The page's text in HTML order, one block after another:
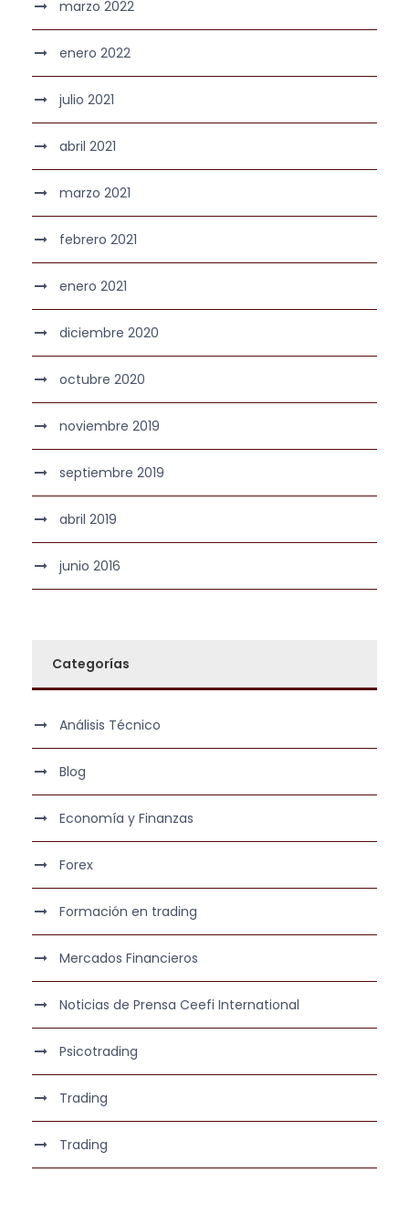
marzo 2022
enero 2022
julio 2021
abril 2021
marzo 2021
febrero 2021
enero 2021
diciembre 2020
octubre 2020
noviembre 2019
septiembre 2019
abril 2019
junio 2016
Categorías
Análisis Técnico
Blog
Economía y Finanzas
Forex
Formación en trading
Mercados Financieros
Noticias de Prensa Ceefi International
Psicotrading
Trading
Trading